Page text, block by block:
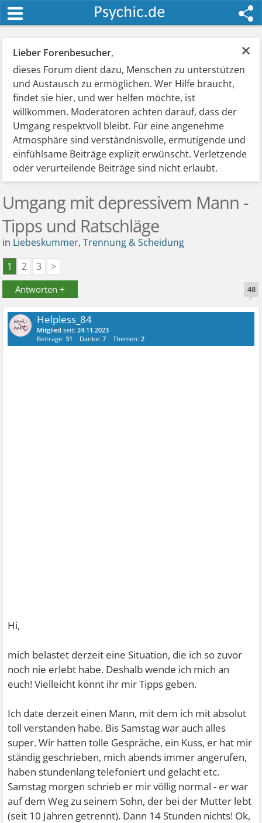
×
Lieber Forenbesucher,
dieses Forum dient dazu, Menschen zu unterstützen
und Austausch zu ermöglichen. Wer Hilfe braucht,
findet sie hier, und wer helfen möchte, ist
willkommen. Moderatoren achten darauf, dass der
Umgang respektvoll bleibt. Für eine angenehme
Atmosphäre sind verständnisvolle, ermutigende und
einfühlsame Beiträge explizit erwünscht. Verletzende
oder verurteilende Beiträge sind nicht erlaubt.
Umgang mit depressivem Mann -
Tipps und Ratschläge
in Liebeskummer, Trennung & Scheidung
1
2 3 >
Antworten + 48
Helpless_84
Mitglied seit:24.11.2023
Beiträge:31 Danke:7 Themen:2
Hi,
mich belastet derzeit eine Situation, die ich so zuvor
noch nie erlebt habe. Deshalb wende ich mich an
euch! Vielleicht könnt ihr mir Tipps geben.
Ich date derzeit einen Mann, mit dem ich mit absolut
toll verstanden habe. Bis Samstag war auch alles
super. Wir hatten tolle Gespräche, ein Kuss, er hat mir
ständig geschrieben, mich abends immer angerufen,
haben stundenlang telefoniert und gelacht etc.
Samstag morgen schrieb er mir völlig normal - er war
auf dem Weg zu seinem Sohn, der bei der Mutter lebt
(seit 10 Jahren getrennt). Dann 14 Stunden nichts! Ok,